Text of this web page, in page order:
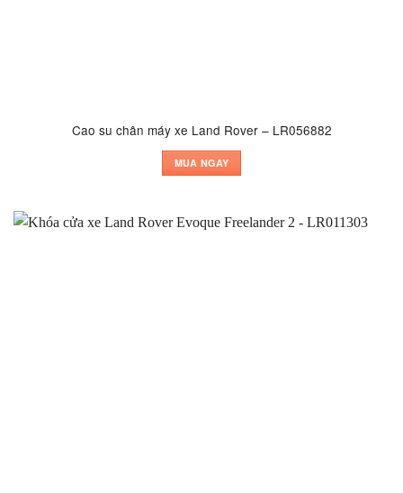
Cao su chân máy xe Land Rover – LR056882
MUA NGAY